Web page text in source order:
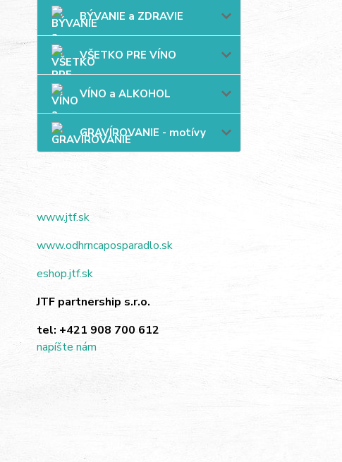
BÝVANIE a ZDRAVIE
VŠETKO PRE VÍNO
VÍNO a ALKOHOL
GRAVÍROVANIE - motívy
www.jtf.sk
www.odhrncaposparadlo.sk
eshop.jtf.sk
JTF partnership s.r.o.
tel: +421 908 700 612
napíšte nám